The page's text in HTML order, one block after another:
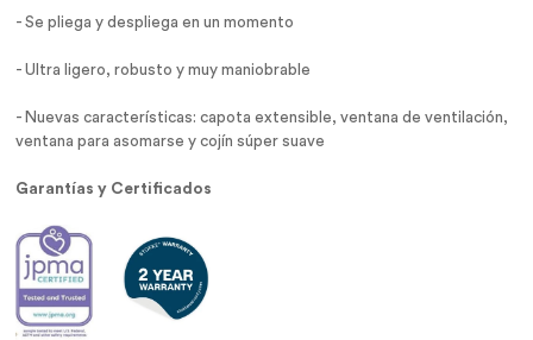
- Se pliega y despliega en un momento
- Ultra ligero, robusto y muy maniobrable
- Nuevas características: capota extensible, ventana de ventilación,
ventana para asomarse y cojín súper suave
Garantías y Certificados